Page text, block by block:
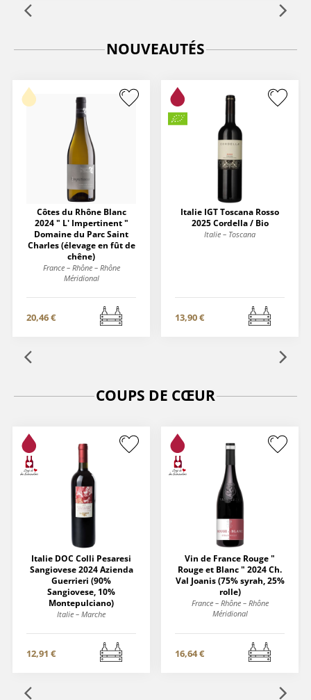
NOUVEAUTÉS
Côtes du Rhône Blanc
2024 " L' Impertinent "
Domaine du Parc Saint
Charles (élevage en fût de
chêne)
France – Rhône – Rhône
Méridional
20,46 €
Italie IGT Toscana Rosso
2025 Cordella / Bio
Italie – Toscana
13,90 €
COUPS DE CŒUR
Italie DOC Colli Pesaresi
Sangiovese 2024 Azienda
Guerrieri (90%
Sangiovese, 10%
Montepulciano)
Italie – Marche
12,91 €
Vin de France Rouge "
Rouge et Blanc " 2024 Ch.
Val Joanis (75% syrah, 25%
rolle)
France – Rhône – Rhône
Méridional
16,64 €